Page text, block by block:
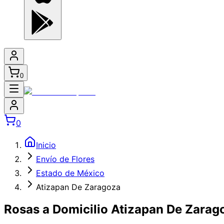
0
0
Inicio
Envío de Flores
Estado de México
Atizapan De Zaragoza
Rosas a Domicilio Atizapan De